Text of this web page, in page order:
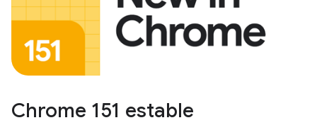
Chrome 151 estable